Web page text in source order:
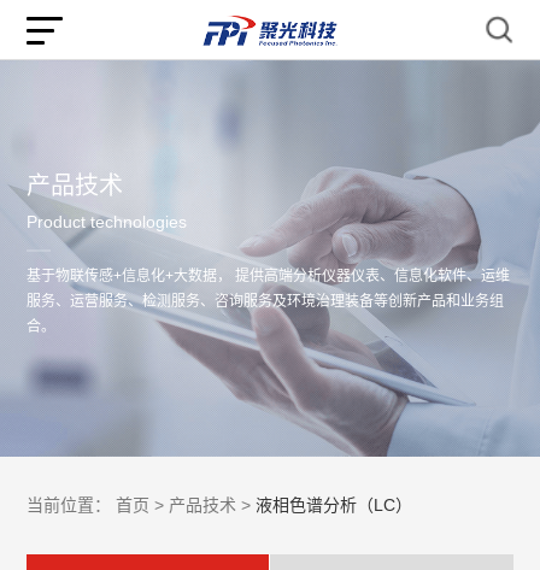
产品技术
Product technologies
基于物联传感+信息化+大数据， 提供高端分析仪器仪表、信息化软件、运维
服务、运营服务、检测服务、咨询服务及环境治理装备等创新产品和业务组
合。
当前位置： 首页 > 产品技术 > 液相色谱分析（LC）